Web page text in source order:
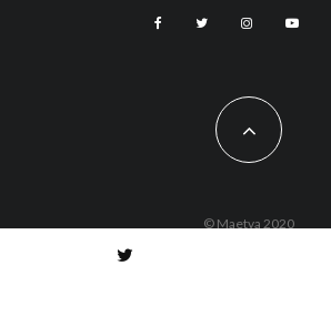
© Maetva 2020